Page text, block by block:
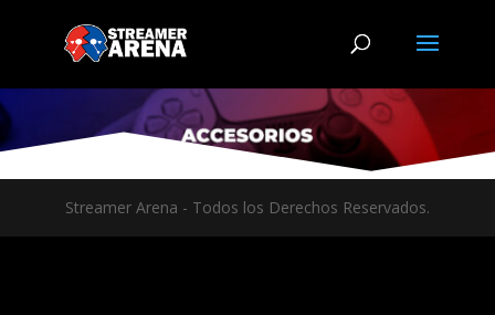
Streamer Arena - Todos los Derechos Reservados.